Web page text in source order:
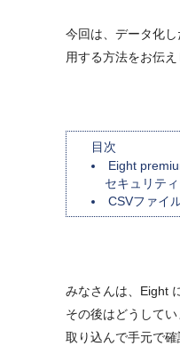
今回は、データ化
用する方法をお伝え
目次
Eight
セキュリテ
CSVファイ
みなさんは、Eight
その後はどうしてい
取り込んで手元で